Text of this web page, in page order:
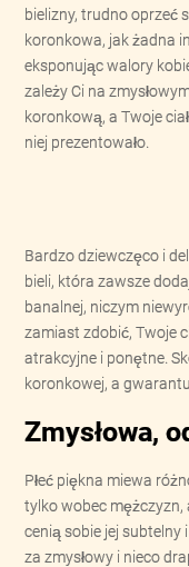
bielizny, trudno oprzeć
koronkowa, jak żadna
eksponując walory
zależy Ci na
koronkową, a Twoje
niej prezentowało.
Bardzo dziewczęco i
bieli, która zawsze
banalnej, niczym
zamiast zdobić, Twoje
atrakcyjne i ponętne.
koronkowej, a
Zmysłowa,
Płeć piękna miewa
tylko wobec mężczyzn,
cenią sobie jej subtelny
za zmysłowy i nieco